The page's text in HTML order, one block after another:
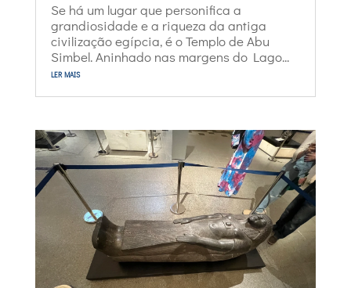
Se há um lugar que personifica a
grandiosidade e a riqueza da antiga
civilização egípcia, é o Templo de Abu
Simbel. Aninhado nas margens do Lago...
ler mais